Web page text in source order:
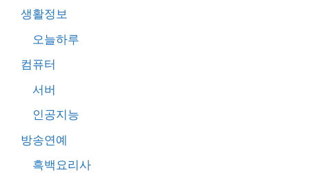
생활정보
오늘하루
컴퓨터
서버
인공지능
방송연예
흑백요리사